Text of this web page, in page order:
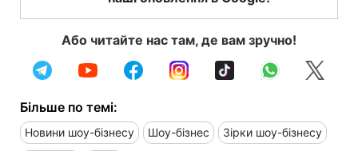
Або читайте нас там, де вам зручно!
Більше по темі:
Новини шоу-бізнесу Шоу-бізнес Зірки шоу-бізнесу